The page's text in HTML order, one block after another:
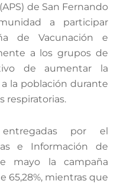
de San Fernando
a participar
de Vacunación e
a los grupos de
de aumentar la
la población durante
respiratorias.
por el
e Información de
mayo la campaña
65,28%, mientras que